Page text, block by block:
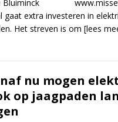
Bluiminck
gaat extra investeren in
Het streven is om [lees
nu mogen
op jaagpaden